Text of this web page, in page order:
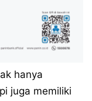
hanya
juga memiliki